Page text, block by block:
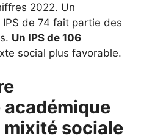
2022. Un
de 74 fait partie des
Un IPS de 106
social plus favorable.
sociale